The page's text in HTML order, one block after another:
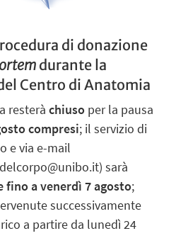
di donazione
durante la
Centro di Anatomia
resterà chiuso per la pausa
compresi; il servizio di
e via e-mail
sarà
fino a venerdì 7 agosto;
successivamente
a partire da lunedì 24